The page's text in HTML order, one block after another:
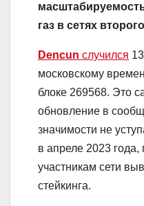
газ в сетях
Dencun случился
московскому
блоке 269568. Это
обновление в
значимости не
в апреле 2023
участникам сети
стейкинга.